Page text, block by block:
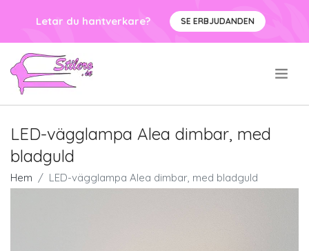
Letar du hantverkare? SE ERBJUDANDEN
LED-vägglampa Alea dimbar, med
bladguld
Hem LED-vägglampa Alea dimbar, med bladguld